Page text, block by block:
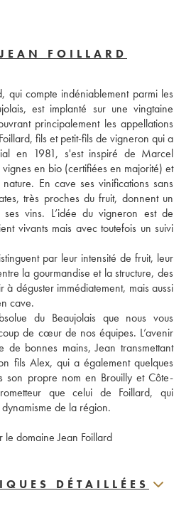
FOILLARD
qui compte indéniablement parmi les
est implanté sur une vingtaine
principalement les appellations
fils et petit-fils de vigneron qui a
en 1981, s'est inspiré de Marcel
en bio (certifiées en majorité) et
En cave ses vinifications sans
très proches du fruit, donnent un
vins. L’idée du vigneron est de
vivants mais avec toutefois un suivi
par leur intensité de fruit, leur
la gourmandise et la structure, des
déguster immédiatement, mais aussi
cave.
du Beaujolais que nous vous
de cœur de nos équipes. L’avenir
bonnes mains, Jean transmettant
fils Alex, qui a également quelques
son propre nom en Brouilly et Côte-
que celui de Foillard, qui
de la région.
le domaine Jean Foillard
DÉTAILLÉES